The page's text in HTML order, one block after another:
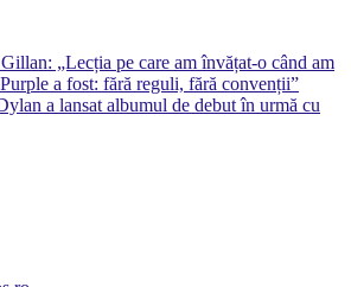
„Lecția pe care am învățat-o când am
a fost: fără reguli, fără convenții”
a lansat albumul de debut în urmă cu